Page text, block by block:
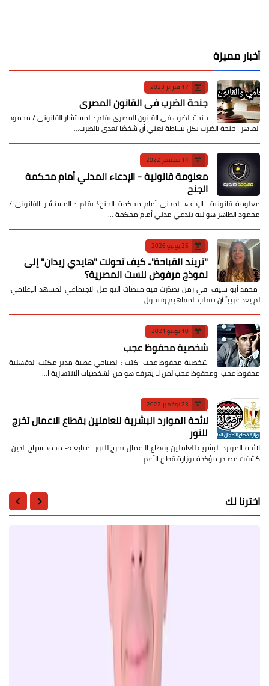
أخبار مميزة
17 فبراير 2023
جنحة الضرب في القانون المصري
جنحة الضرب في القانون المصري بقلم : المستشار القانوني / محمود
الطاهر جنحة الضرب بكل بساطة تعني أن شخصًا تعدى بالضرب…
14 سبتمبر 2022
معلومة قانونية - الإدعاء المدني أمام محكمة
الجنح
معلومة قانونية الإدعاء المدني أمام محكمة الجنح؟ بقلم : المستشار القانوني /
محمود الطاهر هو ليه بندعي مدني أمام محكمة …
25 يوليو 2026
​"تريند القباحة".. كيف تحولت "هايدي زيدان" إلى
نموذج مرفوض للست المصرية؟
​ محمد أبو سيف ​في زمن تصدّرت فيه منصات التواصل الاجتماعي المشهد الإعلامي،
لم يعد غريباً أن تنقلب المفاهيم وتتحول …
10 يونيو 2021
شخصية محفوظ عجب
شخصية محفوظ عجب كتب : الصباحي عطية مدير مكتب الدقهلية
محفوظ عجب ومحفوظ عجب لمن لا يعرفه هو من الشخصيات الانتهازية ا…
23 نوفمبر 2022
لائحة الموارد البشرية للعاملين بقطاع الاعمال تخرج
للنور
لائحة الموارد البشرية للعاملين بقطاع الاعمال تخرج للنور متابعه:- محمد سراج الدين
كشفت مصادر مؤكدة بوزارة قطاع الأعم…
اخترنا لك